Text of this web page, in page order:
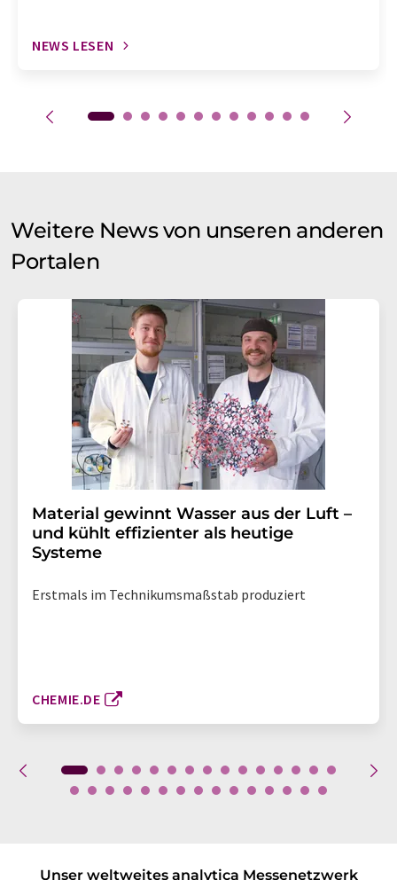
NEWS LESEN
Weitere News von unseren anderen
Portalen
Material gewinnt Wasser aus der Luft –
und kühlt effizienter als heutige
Systeme
Erstmals im Technikumsmaßstab produziert
CHEMIE.DE
Unser weltweites analytica Messenetzwerk